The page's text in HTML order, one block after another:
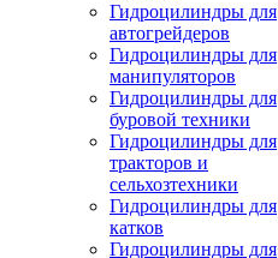
Гидроцилиндры для
автогрейдеров
Гидроцилиндры для
манипуляторов
Гидроцилиндры для
буровой техники
Гидроцилиндры для
тракторов и
сельхозтехники
Гидроцилиндры для
катков
Гидроцилиндры для